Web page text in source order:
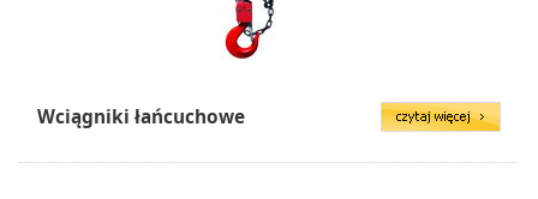
Wciągniki łańcuchowe